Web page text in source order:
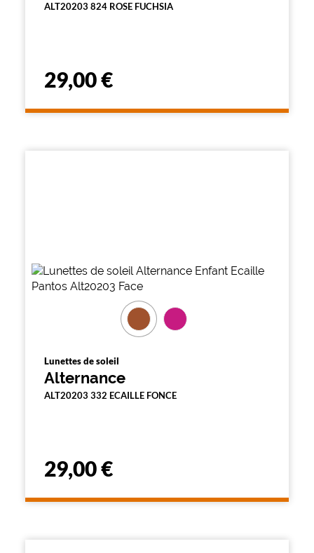
ALT20203 824 ROSE FUCHSIA
29,00 €
Lunettes de soleil
Alternance
ALT20203 332 ECAILLE FONCE
29,00 €